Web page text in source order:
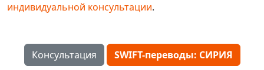
индивидуальной консультации.
Консультация SWIFT-переводы: СИРИЯ